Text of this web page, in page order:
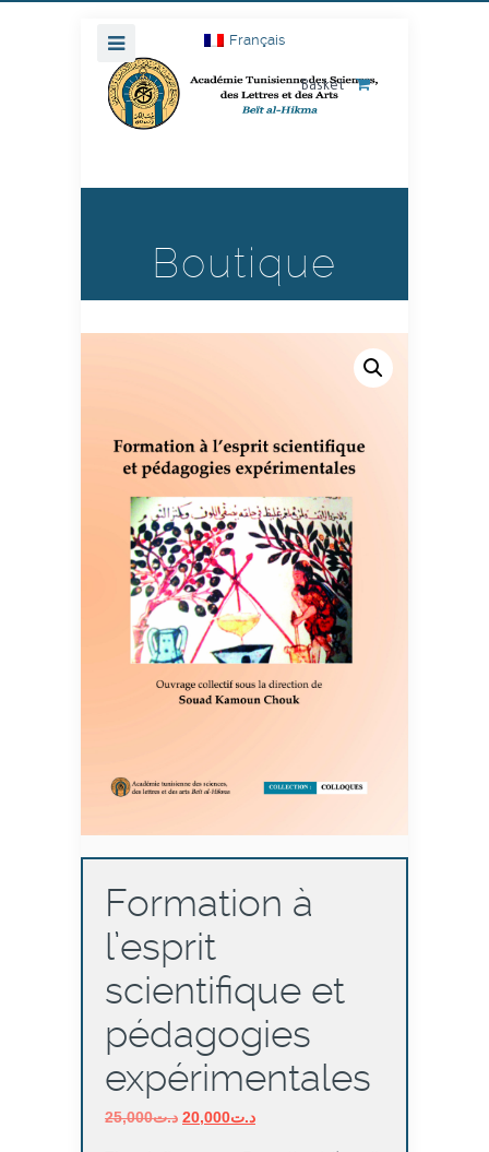
Français
Basket
Boutique
Formation à
l’esprit
scientifique et
pédagogies
expérimentales
د.ت25,000
Le
د.ت20,000
Le